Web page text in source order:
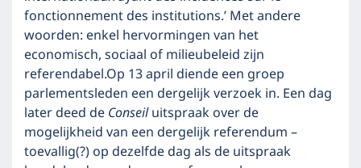
fonctionnement des institutions.’ Met andere
woorden: enkel hervormingen van het
economisch, sociaal of milieubeleid zijn
referendabel.Op 13 april diende een groep
parlementsleden een dergelijk verzoek in. Een dag
later deed deConseiluitspraak over de
mogelijkheid van een dergelijk referendum –
toevallig(?) op dezelfde dag als de uitspraak